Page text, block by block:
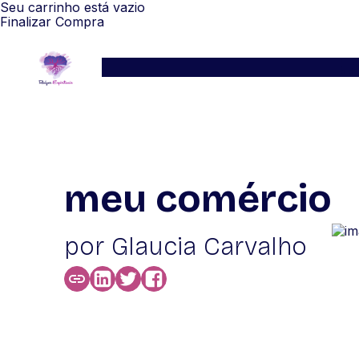
Seu carrinho está vazio
Finalizar Compra
meu comércio
por Glaucia Carvalho